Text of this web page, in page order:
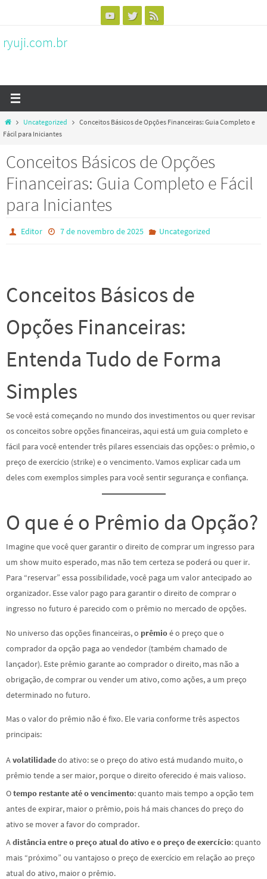
content
ryuji.com.br
HomeUncategorized
Conceitos Básicos de Opções Financeiras: Guia Completo e
Fácil para Iniciantes
Conceitos Básicos de Opções
Financeiras: Guia Completo e Fácil
para Iniciantes
Editor 7 de novembro de 2025 Uncategorized
Conceitos Básicos de
Opções Financeiras:
Entenda Tudo de Forma
Simples
Se você está começando no mundo dos investimentos ou quer revisar
os conceitos sobre opções financeiras, aqui está um guia completo e
fácil para você entender três pilares essenciais das opções: o prêmio, o
preço de exercício (strike) e o vencimento. Vamos explicar cada um
deles com exemplos simples para você sentir segurança e confiança.
O que é o Prêmio da Opção?
Imagine que você quer garantir o direito de comprar um ingresso para
um show muito esperado, mas não tem certeza se poderá ou quer ir.
Para “reservar” essa possibilidade, você paga um valor antecipado ao
organizador. Esse valor pago para garantir o direito de comprar o
ingresso no futuro é parecido com o prêmio no mercado de opções.
No universo das opções financeiras, o prêmioé o preço que o
comprador da opção paga ao vendedor (também chamado de
lançador). Este prêmio garante ao comprador o direito, mas não a
obrigação, de comprar ou vender um ativo, como ações, a um preço
determinado no futuro.
Mas o valor do prêmio não é fixo. Ele varia conforme três aspectos
principais:
Avolatilidadedo ativo: se o preço do ativo está mudando muito, o
prêmio tende a ser maior, porque o direito oferecido é mais valioso.
Otempo restante até o vencimento: quanto mais tempo a opção tem
antes de expirar, maior o prêmio, pois há mais chances do preço do
ativo se mover a favor do comprador.
Adistância entre o preço atual do ativo e o preço de exercício: quanto
mais “próximo” ou vantajoso o preço de exercício em relação ao preço
atual do ativo, maior o prêmio.